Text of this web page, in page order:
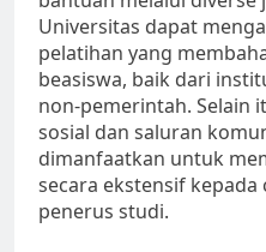
Universitas dapat
pelatihan yang
beasiswa, baik dari
non-pemerintah. Selain
sosial dan saluran
dimanfaatkan untuk
secara ekstensif kepada
penerus studi.